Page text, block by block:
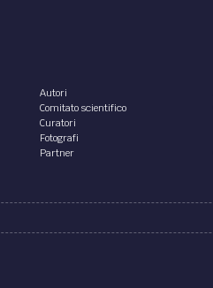
Autori
Comitato scientifico
Curatori
Fotografi
Partner